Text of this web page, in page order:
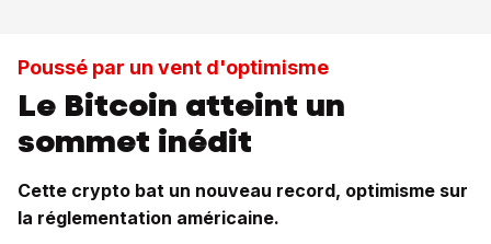
Poussé par un vent d'optimisme
Le Bitcoin atteint un
sommet inédit
Cette crypto bat un nouveau record, optimisme sur
la réglementation américaine.